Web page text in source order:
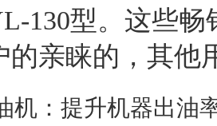
130型。这些
的亲睐的，其他
机：提升机器出油